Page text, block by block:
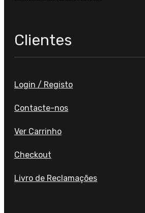
Clientes
Login / Registo
Contacte-nos
Ver Carrinho
Checkout
Livro de Reclamações